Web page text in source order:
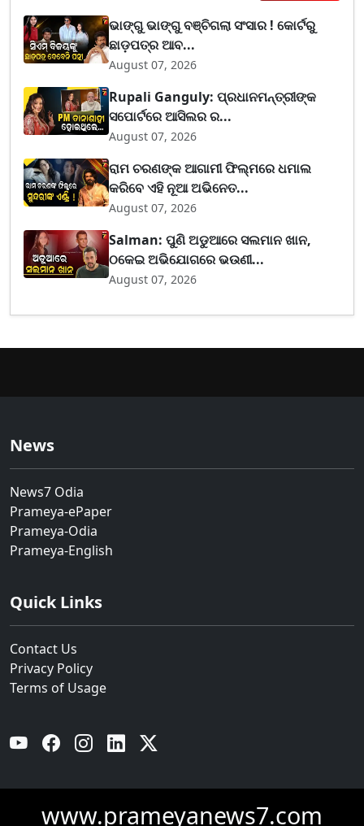
ଭାଙ୍ଗୁ ଭାଙ୍ଗୁ ବଞ୍ଚିଗଲା ସଂସାର ! କୋର୍ଟରୁ
ଛାଡ଼ପତ୍ର ଆବ...
August 07, 2026
Rupali Ganguly: ପ୍ରଧାନମନ୍ତ୍ରୀଙ୍କ
ସପୋର୍ଟରେ ଆସିଲର ର...
August 07, 2026
ରାମ ଚରଣଙ୍କ ଆଗାମୀ ଫିଲ୍ମରେ ଧମାଲ
କରିବେ ଏହି ନୂଆ ଅଭିନେତ...
August 07, 2026
Salman: ପୁଣି ଅଡୁଆରେ ସଲମାନ ଖାନ,
ଠକେଇ ଅଭିଯୋଗରେ ଭଉଣୀ...
August 07, 2026
News
News7 Odia
Prameya-ePaper
Prameya-Odia
Prameya-English
Quick Links
Contact Us
Privacy Policy
Terms of Usage
YouTube Facebook Instagram Linkedin
www.prameyanews7.com